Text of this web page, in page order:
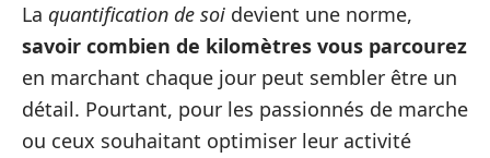
La quantification de soi devient une norme,
savoir combien de kilomètres vous parcourez
en marchant chaque jour peut sembler être un
détail. Pourtant, pour les passionnés de marche
ou ceux souhaitant optimiser leur activité